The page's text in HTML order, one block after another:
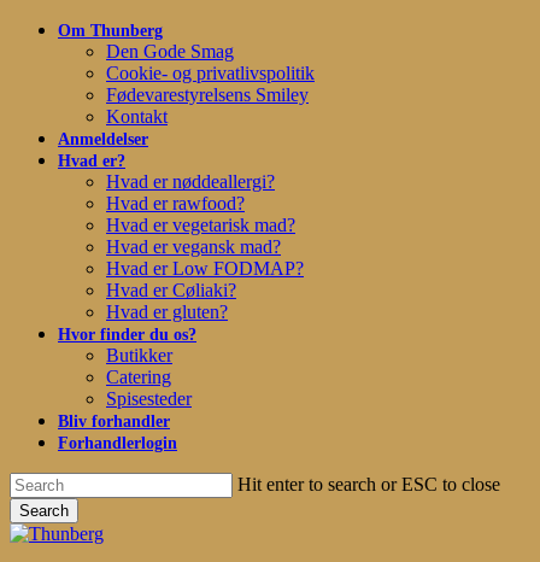
Skip
Om Thunberg
Den Gode Smag
Cookie- og privatlivspolitik
Fødevarestyrelsens Smiley
Kontakt
Anmeldelser
Hvad er?
Hvad er nøddeallergi?
Hvad er rawfood?
Hvad er vegetarisk mad?
Hvad er vegansk mad?
Hvad er Low FODMAP?
Hvad er Cøliaki?
Hvad er gluten?
Hvor finder du os?
Butikker
Catering
Spisesteder
Bliv forhandler
Forhandlerlogin
Hit enter to search or ESC to close
Search
Close